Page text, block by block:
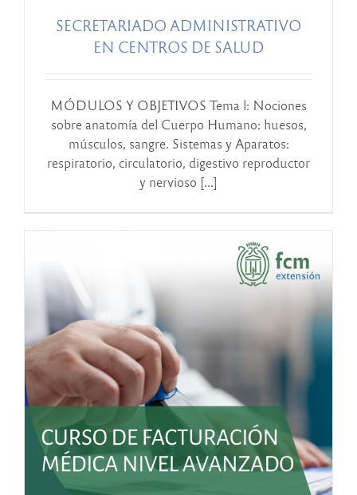
SECRETARIADO ADMINISTRATIVO
EN CENTROS DE SALUD
MÓDULOS Y OBJETIVOS Tema l: Nociones
sobre anatomía del Cuerpo Humano: huesos,
músculos, sangre. Sistemas y Aparatos:
respiratorio, circulatorio, digestivo reproductor
y nervioso [...]